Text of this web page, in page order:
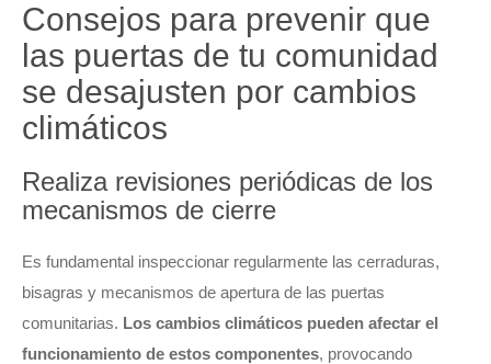
Consejos para prevenir que
las puertas de tu comunidad
se desajusten por cambios
climáticos
Realiza revisiones periódicas de los
mecanismos de cierre
Es fundamental inspeccionar regularmente las cerraduras,
bisagras y mecanismos de apertura de las puertas
comunitarias. Los cambios climáticos pueden afectar el
funcionamiento de estos componentes, provocando